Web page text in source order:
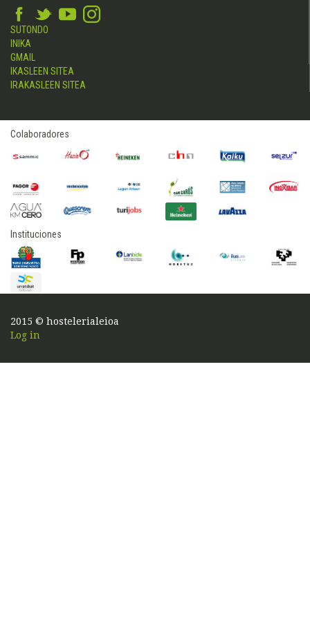
SUTONDO
INIKA
GMAIL
IKASLEEN SITEA
IRAKASLEEN SITEA
Colaboradores
Instituciones
2015 © hostelerialeioa
Log in